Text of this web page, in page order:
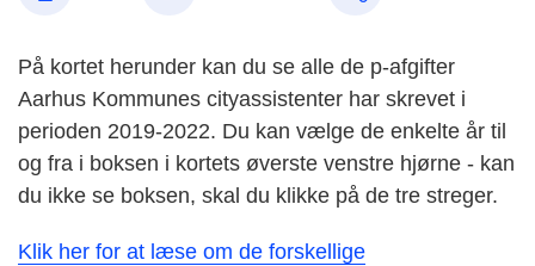
På kortet herunder kan du se alle de p-afgifter
Aarhus Kommunes cityassistenter har skrevet i
perioden 2019-2022. Du kan vælge de enkelte år til
og fra i boksen i kortets øverste venstre hjørne - kan
du ikke se boksen, skal du klikke på de tre streger.
Klik her for at læse om de forskellige